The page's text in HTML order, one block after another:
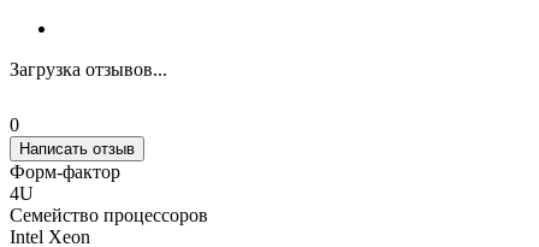
Загрузка отзывов...
0
Написать отзыв
Форм-фактор
4U
Семейство процессоров
Intel Xeon